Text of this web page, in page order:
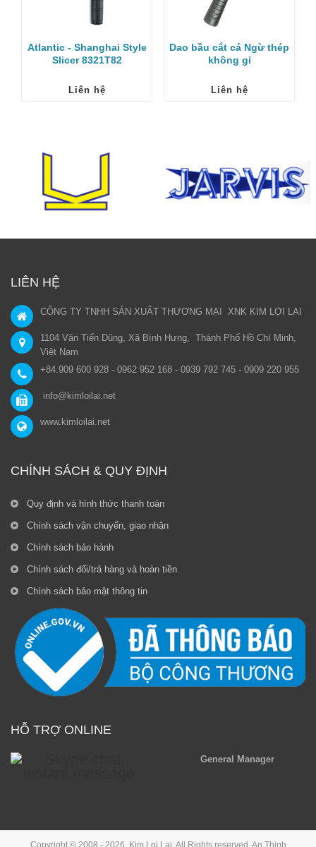
Atlantic - Shanghai Style
Slicer 8321T82
Liên hệ
Dao bầu cắt cá Ngừ thép
không gỉ
Liên hệ
LIÊN HỆ
CÔNG TY TNHH SẢN XUẤT THƯƠNG MẠI XNK KIM LỢI LAI
1104 Văn Tiến Dũng, Xã Bình Hưng, Thành Phố Hồ Chí Minh,
Việt Nam
+84.909 600 928 - 0962 952 168 - 0939 792 745 - 0909 220 955
info@kimloilai.net
www.kimloilai.net
CHÍNH SÁCH & QUY ĐỊNH
Quy định và hình thức thanh toán
Chính sách vận chuyển, giao nhận
Chính sách bảo hành
Chính sách đổi/trả hàng và hoàn tiền
Chính sách bảo mật thông tin
HỖ TRỢ ONLINE
General Manager
Copyright © 2008 - 2026, Kim Loi Lai. All Rights reserved. An Thinh